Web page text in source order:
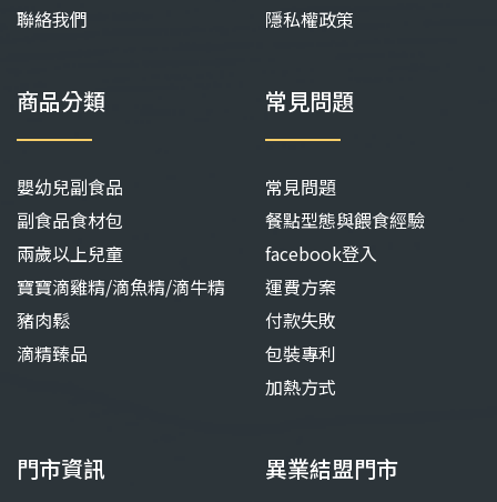
聯絡我們
隱私權政策
商品分類
嬰幼兒副食品
副食品食材包
兩歲以上兒童
寶寶滴雞精/滴魚精/滴牛精
豬肉鬆
滴精臻品
常見問題
常見問題
餐點型態與餵食經驗
facebook登入
運費方案
付款失敗
包裝專利
加熱方式
門市資訊 異業結盟門市